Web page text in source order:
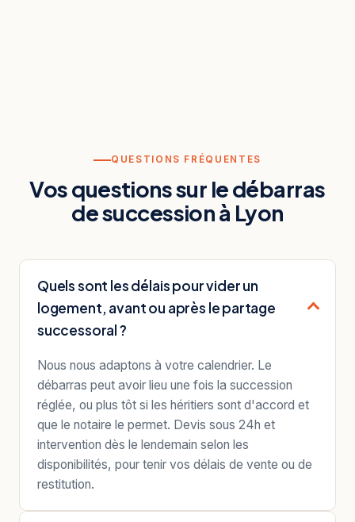
QUESTIONS FRÉQUENTES
Vos questions sur le débarras
de succession à Lyon
Quels sont les délais pour vider un
logement, avant ou après le partage
successoral ?
Nous nous adaptons à votre calendrier. Le
débarras peut avoir lieu une fois la succession
réglée, ou plus tôt si les héritiers sont d'accord et
que le notaire le permet. Devis sous 24h et
intervention dès le lendemain selon les
disponibilités, pour tenir vos délais de vente ou de
restitution.